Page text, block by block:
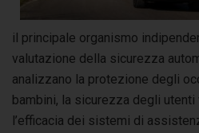
il principale organismo
valutazione della sicurezza
analizzano la protezione degli
bambini, la sicurezza degli
l’efficacia dei sistemi di